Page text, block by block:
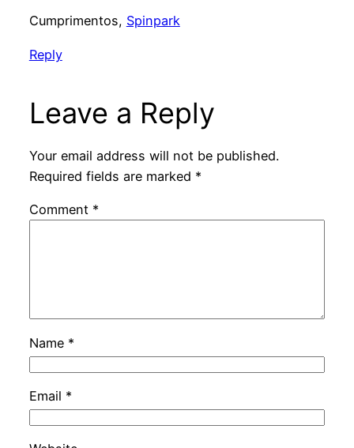
Cumprimentos, Spinpark
Reply
Leave a Reply
Your email address will not be published.
Required fields are marked *
Comment *
Name *
Email *